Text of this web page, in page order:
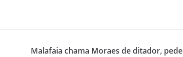
Malafaia chama Moraes de ditador, pede